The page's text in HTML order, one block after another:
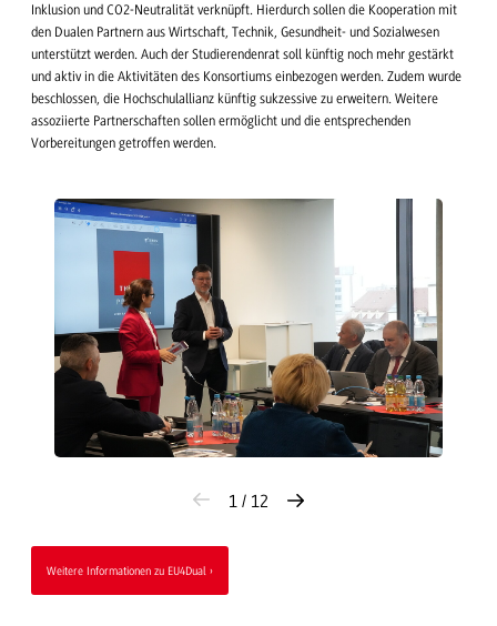
Inklusion und CO2-Neutralität verknüpft. Hierdurch sollen die Kooperation mit
den Dualen Partnern aus Wirtschaft, Technik, Gesundheit- und Sozialwesen
unterstützt werden. Auch der Studierendenrat soll künftig noch mehr gestärkt
und aktiv in die Aktivitäten des Konsortiums einbezogen werden. Zudem wurde
beschlossen, die Hochschulallianz künftig sukzessive zu erweitern. Weitere
assoziierte Partnerschaften sollen ermöglicht und die entsprechenden
Vorbereitungen getroffen werden.
1 / 12
Weitere Informationen zu EU4Dual